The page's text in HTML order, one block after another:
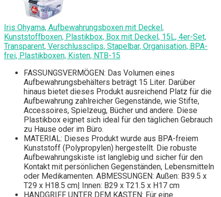
Iris Ohyama, Aufbewahrungsboxen mit Deckel,
Kunststoffboxen, Plastikbox, Box mit Deckel, 15L, 4er-Set,
Transparent, Verschlussclips, Stapelbar, Organisation, BPA-
frei, Plastikboxen, Kisten, NTB-15
FASSUNGSVERMÖGEN: Das Volumen eines
Aufbewahrungsbehälters beträgt 15 Liter. Darüber
hinaus bietet dieses Produkt ausreichend Platz für die
Aufbewahrung zahlreicher Gegenstände, wie Stifte,
Accessoires, Spielzeug, Bücher und andere. Diese
Plastikbox eignet sich ideal für den täglichen Gebrauch
zu Hause oder im Büro.
MATERIAL: Dieses Produkt wurde aus BPA-freiem
Kunststoff (Polypropylen) hergestellt. Die robuste
Aufbewahrungskiste ist langlebig und sicher für den
Kontakt mit persönlichen Gegenständen, Lebensmitteln
oder Medikamenten. ABMESSUNGEN: Außen: B39.5 x
T29 x H18.5 cm| Innen: B29 x T21.5 x H17 cm
HANDGRIFF UNTER DEM KASTEN: Für eine